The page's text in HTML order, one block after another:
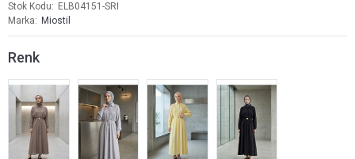
Stok Kodu
ELB04151-SRI
Marka
Miostil
Renk